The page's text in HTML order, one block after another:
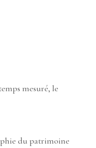
mesuré, le
du patrimoine